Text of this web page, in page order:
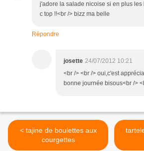
j'adore la salade nicoise si en plus
c top !!<br /> bizz ma belle
Répondre
josette 24/07/2012 10:21
<br /> <br /> oui,c'est
bonne journée bisous<br />
< tajine de boulettes aux
courgettes